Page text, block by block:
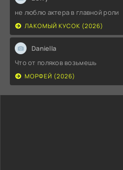
не люблю актера в главной роли
ЛАКОМЫЙ КУСОК (2026)
Daniella
Что от поляков возьмешь
МОРФЕЙ (2026)